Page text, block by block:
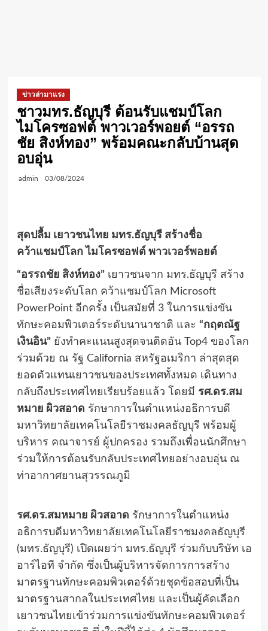
ข่าวล่ามาแรง
ชาวมทร.ธัญบุรี ต้อนรับแชมป์โลก
ไมโครซอฟต์ พาวเวอร์พอยต์ “อรรถ
ชัย สิงห์ทอง” พร้อมคณะกลับบ้านสุด
อบอุ่น
admin 03/08/2024
สุดปลื้ม เยาวชนไทย มทร.ธัญบุรี สร้างชื่อ
คว้าแชมป์โลก ไมโครซอฟต์ พาวเวอร์พอยต์
“อรรถชัย สิงห์ทอง”เยาวชนจาก มทร.ธัญบุรี สร้าง
ชื่อเสียงระดับโลก คว้าแชมป์โลก Microsoft
PowerPoint อีกครั้ง เป็นสมัยที่ 3 ในการแข่งขัน
ทักษะคอมพิวเตอร์ระดับนานาชาติ และ “กฤตณัฐ
เงินอิน”ยังทำคะแนนสูงสุดจนติดอัน Top4 ของโลก
ร่วมด้วย ณ รัฐ California สหรัฐอเมริกา ล่าสุดสุด
ยอดตัวแทนเยาวชนของประเทศทั้งหมด เดินทาง
กลับถึงประเทศไทยเรียบร้อยแล้ว โดยมี รศ.ดร.สม
หมาย ผิวสอาด รักษาการในตำแหน่งอธิการบดี
มหาวิทยาลัยเทคโนโลยีราชมงคลธัญบุรี พร้อมผู้
บริหาร คณาจารย์ ผู้ปกครอง รวมถึงเพื่อนนักศึกษา
ร่วมให้การต้อนรับกลับประเทศไทยอย่างอบอุ่น ณ
ท่าอากาศยานสุวรรณภูมิ
รศ.ดร.สมหมาย ผิวสอาด รักษาการในตำแหน่ง
อธิการบดีมหาวิทยาลัยเทคโนโลยีราชมงคลธัญบุรี
(มทร.ธัญบุรี) เปิดเผยว่า มทร.ธัญบุรี ร่วมกับบริษัท เอ
อาร์ไอที จำกัด ซึ่งเป็นผู้บริหารจัดการการสร้าง
มาตรฐานทักษะคอมพิวเตอร์ด้วยชุดข้อสอบที่เป็น
มาตรฐานสากลในประเทศไทย และเป็นผู้คัดเลือก
เยาวชนไทยเข้าร่วมการแข่งขันทักษะคอมพิวเตอร์